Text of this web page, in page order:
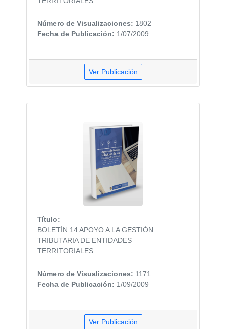
Número de Visualizaciones: 1802
Fecha de Publicación: 1/07/2009
Ver Publicación
Título:
BOLETÍN 14 APOYO A LA GESTIÓN
TRIBUTARIA DE ENTIDADES
TERRITORIALES
Número de Visualizaciones: 1171
Fecha de Publicación: 1/09/2009
Ver Publicación